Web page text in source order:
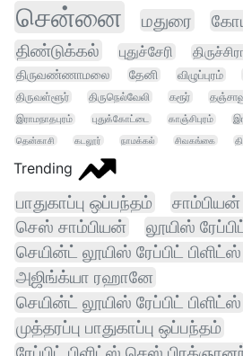
சென்னை மதுரை
திண்டுக்கல்
புதுச்சேரி
திருவண்ணாமலை தேனி விழுப்புரம்
திருவள்ளூர்
திருநெல்வேலி கரூர்
இராமநாதபுரம்
புதுக்கோட்டை காஞ்சிபுரம்
தென்காசி
கடலூர் நாமக்கல் சிவகங்கை
Trending
பாதுகாப்பு ஒப்பந்தம்
செஸ் சாம்பியன்
லூயிஸ்
செயின்ட் லூயிஸ் ரேப்பிட்
அஜிங்க்யா ரஹானே
செயின்ட் லூயிஸ் ரேப்பிட் பிளிட்ஸ்
முத்தரப்பு பாதுகாப்பு ஒப்பந்தம்